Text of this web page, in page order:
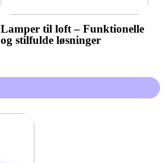
Lamper til loft – Funktionelle
og stilfulde løsninger